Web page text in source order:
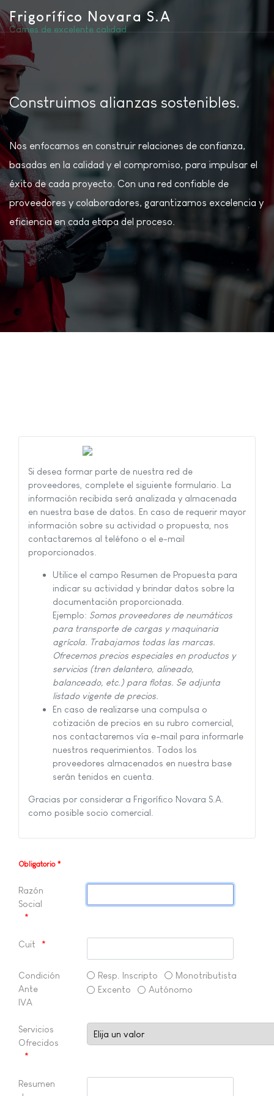
Frigorífico Novara S.A
Carnes de excelente calidad
Construimos alianzas sostenibles.
Nos enfocamos en construir relaciones de confianza,
basadas en la calidad y el compromiso, para impulsar el
éxito de cada proyecto. Con una red confiable de
proveedores y colaboradores, garantizamos excelencia y
eficiencia en cada etapa del proceso.
Si desea formar parte de nuestra red de
proveedores, complete el siguiente formulario. La
información recibida será analizada y almacenada
en nuestra base de datos. En caso de requerir mayor
información sobre su actividad o propuesta, nos
contactaremos al teléfono o el e-mail
proporcionados.
Utilice el campo Resumen de Propuesta para
indicar su actividad y brindar datos sobre la
documentación proporcionada.
Ejemplo: Somos proveedores de neumáticos
para transporte de cargas y maquinaria
agrícola. Trabajamos todas las marcas.
Ofrecemos precios especiales en productos y
servicios (tren delantero, alineado,
balanceado, etc.) para flotas. Se adjunta
listado vigente de precios.
En caso de realizarse una compulsa o
cotización de precios en su rubro comercial,
nos contactaremos vía e-mail para informarle
nuestros requerimientos. Todos los
proveedores almacenados en nuestra base
serán tenidos en cuenta.
Gracias por considerar a Frigorífico Novara S.A.
como posible socio comercial.
Obligatorio *
Razón
Social
Cuit
Condición
Ante
IVA
Resp. Inscripto
Monotributista
Excento
Autónomo
Servicios
Ofrecidos
Resumen